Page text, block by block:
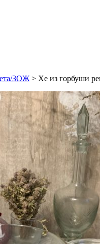
ЗОЖ > Хе из горбуши